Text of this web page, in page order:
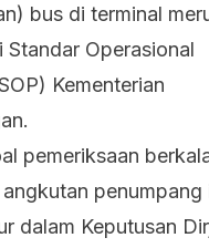
bus di terminal
Standar Operasional
Kementerian
pemeriksaan
penumpang
dalam Keputusan